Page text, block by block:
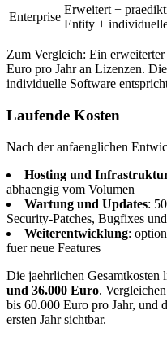
Enterprise
Erweitert +
Entity +
Zum Vergleich: Ein
Euro pro Jahr an Lizenzen.
individuelle Software
Laufende Kosten
Nach der anfaenglichen
Hosting und
abhaengig vom Volumen
Wartung und Updates:
Security-Patches, Bugfixes
Weiterentwicklung:
fuer neue Features
Die jaehrlichen Gesamtkosten
und 36.000 Euro.
bis 60.000 Euro pro Jahr, und
ersten Jahr sichtbar.